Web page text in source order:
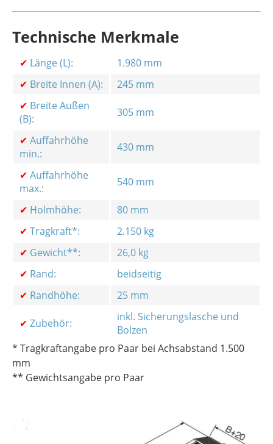
Technische Merkmale
✔ Länge (L):
1.980 mm
✔ Breite Innen (A):
245 mm
✔ Breite Außen
(B):
305 mm
✔ Auffahrhöhe
min.:
430 mm
✔ Auffahrhöhe
max.:
540 mm
✔ Holmhöhe:
80 mm
✔ Tragkraft*:
2.150 kg
✔ Gewicht**:
26,0 kg
✔ Rand:
beidseitig
✔ Randhöhe: 25 mm
✔ Zubehör:
inkl. Sicherungslasche und
Bolzen
* Tragkraftangabe pro Paar bei Achsabstand 1.500
mm
** Gewichtsangabe pro Paar